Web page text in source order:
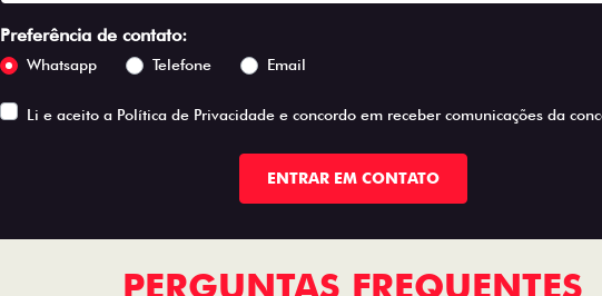
Preferência de contato:
Whatsapp Telefone Email
Li e aceito a Política de Privacidadee concordo em receber comunicações da
ENTRAR EM CONTATO
PERGUNTAS FREQUENTES